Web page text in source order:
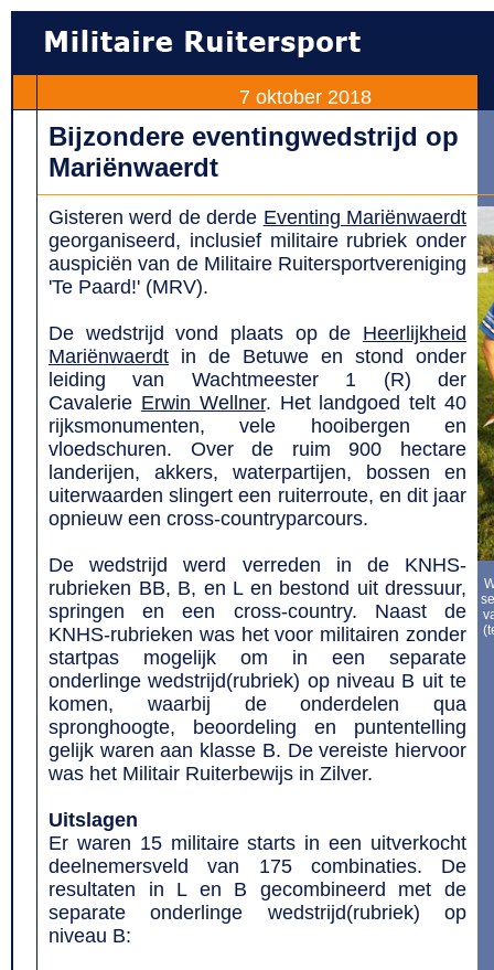
7 oktober 2018
Bijzondere eventingwedstrijd op
Mariënwaerdt
Gisteren werd de derde Eventing Mariënwaerdt
georganiseerd, inclusief militaire rubriek onder
auspiciën van de Militaire Ruitersportvereniging
'Te Paard!' (MRV).
De wedstrijd vond plaats op de Heerlijkheid
Mariënwaerdt in de Betuwe en stond onder
leiding van Wachtmeester 1 (R) der
Cavalerie Erwin Wellner. Het landgoed telt 40
rijksmonumenten, vele hooibergen en
vloedschuren. Over de ruim 900 hectare
landerijen, akkers, waterpartijen, bossen en
uiterwaarden slingert een ruiterroute, en dit jaar
opnieuw een cross-countryparcours.
De wedstrijd werd verreden in de KNHS-
rubrieken BB, B, en L en bestond uit dressuur,
springen en een cross-country. Naast de
KNHS-rubrieken was het voor militairen zonder
startpas mogelijk om in een separate
onderlinge wedstrijd(rubriek) op niveau B uit te
komen, waarbij de onderdelen qua
spronghoogte, beoordeling en puntentelling
gelijk waren aan klasse B. De vereiste hiervoor
was het Militair Ruiterbewijs in Zilver.
Uitslagen
Er waren 15 militaire starts in een uitverkocht
deelnemersveld van 175 combinaties. De
resultaten in L en B gecombineerd met de
separate onderlinge wedstrijd(rubriek) op
niveau B: